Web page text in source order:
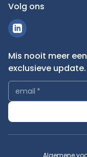
Volg ons
Mis nooit meer
exclusieve update.
email *